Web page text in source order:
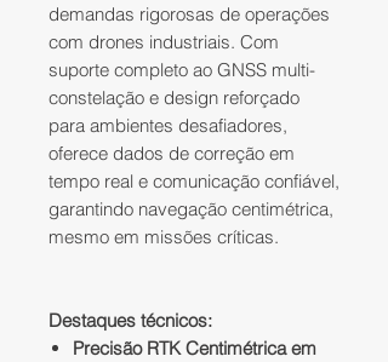
demandas rigorosas de operações
com drones industriais. Com
suporte completo ao GNSS multi-
constelação e design reforçado
para ambientes desafiadores,
oferece dados de correção em
tempo real e comunicação confiável,
garantindo navegação centimétrica,
mesmo em missões críticas.
Destaques técnicos:
Precisão RTK Centimétrica em